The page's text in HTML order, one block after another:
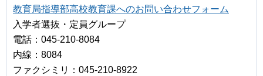
教育局指導部高校教育課へのお問い合わせフォーム
入学者選抜・定員グループ
電話：045-210-8084
内線：8084
ファクシミリ：045-210-8922